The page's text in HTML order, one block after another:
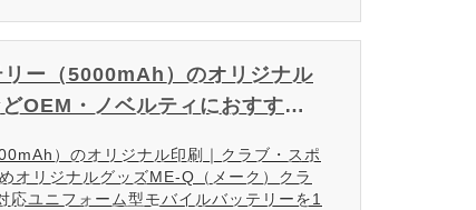
ー（5000mAh）のオリジナル
OEM・ノベルティにおすすめ
）のオリジナル印刷｜クラブ・スポ
オリジナルグッズME-Q（メーク）クラ
ユニフォーム型モバイルバッテリーを1